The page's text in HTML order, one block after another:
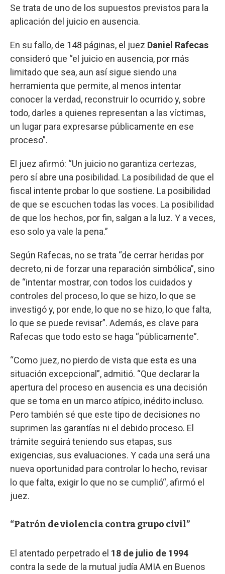
Se trata de uno de los supuestos previstos para la
aplicación del juicio en ausencia.
En su fallo, de 148 páginas, el juez Daniel Rafecas
consideró que “el juicio en ausencia, por más
limitado que sea, aun así sigue siendo una
herramienta que permite, al menos intentar
conocer la verdad, reconstruir lo ocurrido y, sobre
todo, darles a quienes representan a las víctimas,
un lugar para expresarse públicamente en ese
proceso”.
El juez afirmó: “Un juicio no garantiza certezas,
pero sí abre una posibilidad. La posibilidad de que el
fiscal intente probar lo que sostiene. La posibilidad
de que se escuchen todas las voces. La posibilidad
de que los hechos, por fin, salgan a la luz. Y a veces,
eso solo ya vale la pena.”
Según Rafecas, no se trata “de cerrar heridas por
decreto, ni de forzar una reparación simbólica”, sino
de “intentar mostrar, con todos los cuidados y
controles del proceso, lo que se hizo, lo que se
investigó y, por ende, lo que no se hizo, lo que falta,
lo que se puede revisar”. Además, es clave para
Rafecas que todo esto se haga “públicamente”.
“Como juez, no pierdo de vista que esta es una
situación excepcional”, admitió. “Que declarar la
apertura del proceso en ausencia es una decisión
que se toma en un marco atípico, inédito incluso.
Pero también sé que este tipo de decisiones no
suprimen las garantías ni el debido proceso. El
trámite seguirá teniendo sus etapas, sus
exigencias, sus evaluaciones. Y cada una será una
nueva oportunidad para controlar lo hecho, revisar
lo que falta, exigir lo que no se cumplió“, afirmó el
juez.
“Patrón de violencia contra grupo civil”
El atentado perpetrado el 18 de julio de 1994
contra la sede de la mutual judía AMIA en Buenos